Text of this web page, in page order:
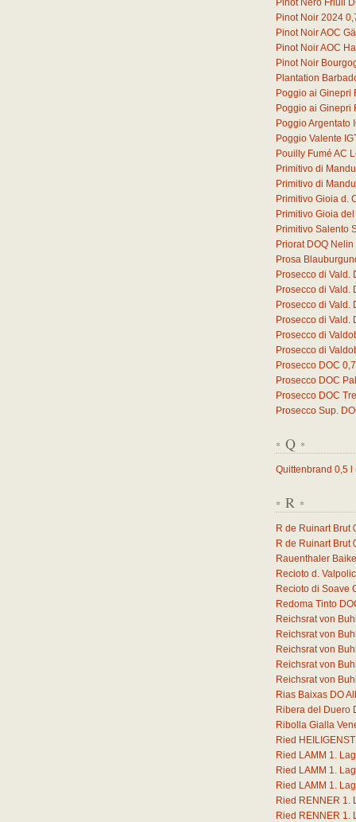
Pinot Nero Friuli
Pinot Noir 2024
Pinot Noir AOC
Pinot Noir AOC
Pinot Noir
Plantation
Poggio ai Ginepri
Poggio ai Ginepri
Poggio Argentato
Poggio Valente
Pouilly Fumé AC
Primitivo di
Primitivo di
Primitivo Gioia d.
Primitivo Gioia
Primitivo Salento
Priorat DOQ
Prosa
Prosecco di Vald.
Prosecco di Vald.
Prosecco di Vald.
Prosecco di Vald.
Prosecco di
Prosecco di
Prosecco DOC
Prosecco DOC
Prosecco DOC
Prosecco Sup.
* Q *
Quittenbrand 0,5
* R *
R de Ruinart Brut
R de Ruinart Brut
Rauenthaler
Recioto d.
Recioto di Soave
Redoma Tinto
Reichsrat von
Reichsrat von
Reichsrat von
Reichsrat von
Reichsrat von
Rias Baixas DO
Ribera del Duero
Ribolla Gialla
Ried
Ried LAMM 1.
Ried LAMM 1.
Ried LAMM 1.
Ried RENNER 1.
Ried RENNER 1.